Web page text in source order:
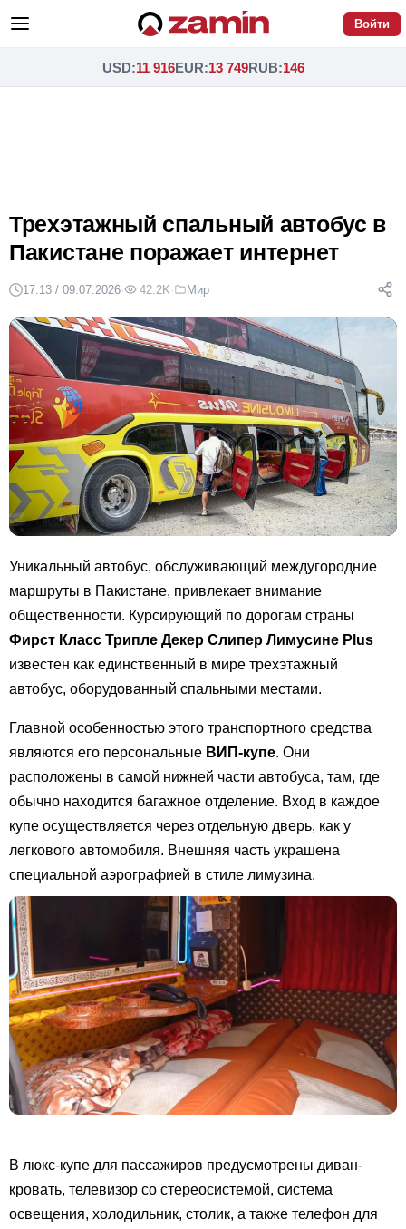
Войти
USD:11 916EUR:13 749RUB:146
Трехэтажный спальный автобус в
Пакистане поражает интернет
17:13 / 09.07.2026· 42.2K· Мир
Уникальный автобус, обслуживающий междугородние
маршруты в Пакистане, привлекает внимание
общественности. Курсирующий по дорогам страны
Фирст Класс Трипле Декер Слипер Лимусине Plus
известен как единственный в мире трехэтажный
автобус, оборудованный спальными местами.
Главной особенностью этого транспортного средства
являются его персональные ВИП-купе. Они
расположены в самой нижней части автобуса, там, где
обычно находится багажное отделение. Вход в каждое
купе осуществляется через отдельную дверь, как у
легкового автомобиля. Внешняя часть украшена
специальной аэрографией в стиле лимузина.
В люкс-купе для пассажиров предусмотрены диван-
кровать, телевизор со стереосистемой, система
освещения, холодильник, столик, а также телефон для